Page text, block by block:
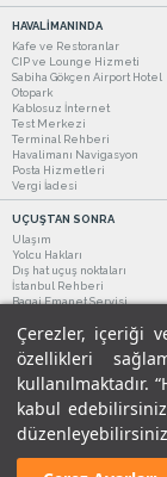
Çerezler, içeriği
özellikleri
kullanılmaktadır.
kabul edebilirsiniz
HAVALİMANINDA
Kafe ve Restoranlar
CIP ve Lounge Hizmeti
Sabiha Gökçen Airport Hotel
Otopark
Kablosuz İnternet
Test Merkezi
Terminal Rehberi
Havalimanı Navigasyon
Posta Hizmetleri
Vergi İadesi
UÇUŞTAN SONRA
Ulaşım
Yolcu Hakları
Dış hat uçuş noktaları
İstanbul Rehberi
Bagaj Emanet Servisi